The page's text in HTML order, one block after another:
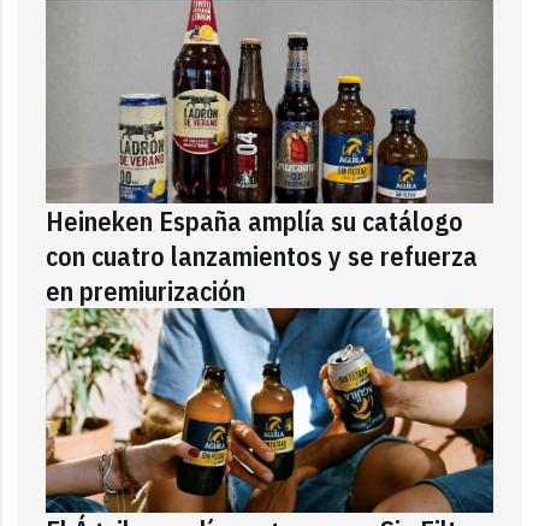
Heineken España amplía su catálogo
con cuatro lanzamientos y se refuerza
en premiurización